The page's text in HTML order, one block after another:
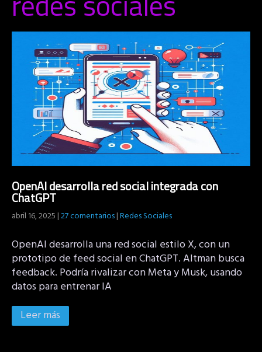
OpenAI desarrolla red social integrada con
ChatGPT
abril 16, 2025|27 comentarios|Redes Sociales
OpenAI desarrolla una red social estilo X, con un
prototipo de feed social en ChatGPT. Altman busca
feedback. Podría rivalizar con Meta y Musk, usando
datos para entrenar IA
Leer más